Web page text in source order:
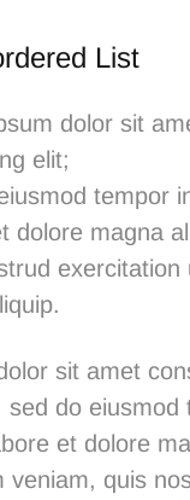
List
dolor sit
elit;
tempor
dolore magna
exercitation
sit amet
sed do eiusmod
et dolore
veniam, quis